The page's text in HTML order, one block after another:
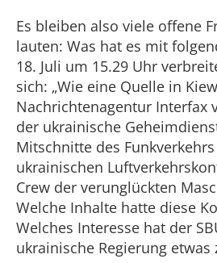
Es bleiben also viele offene
lauten: Was hat es mit
18. Juli um 15.29 Uhr
sich: „Wie eine Quelle in
Nachrichtenagentur Interfax
der ukrainische
Mitschnitte des
ukrainischen
Crew der verunglückten
Welche Inhalte hatte diese
Welches Interesse hat der
ukrainische Regierung etwas